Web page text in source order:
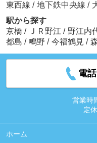
東西線 / 地下鉄中央線 /
駅から探す
京橋 / ＪＲ野江 / 野江内
都島 / 鴫野 / 今福鶴見 /
電
営業時
定
ホーム